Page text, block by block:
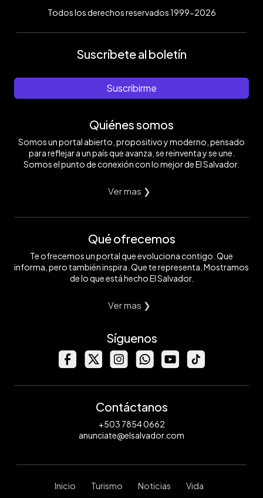
Todos los derechos reservados 1999-2026
Suscríbete al boletín
Suscribirme
Quiénes somos
Somos un portal abierto, propositivo y moderno, pensado
para reflejar a un país que avanza, se reinventa y se une.
Somos el punto de conexión con lo mejor de El Salvador.
Ver mas ❯
Qué ofrecemos
Te ofrecemos un portal que evoluciona contigo. Que
informa, pero también inspira. Que te representa. Mostramos
de lo que está hecho El Salvador.
Ver mas ❯
Síguenos
Contáctanos
+503 7854 0662
anunciate@elsalvador.com
Inicio Turismo Noticias Vida